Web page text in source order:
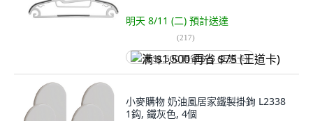
明天 8/11 (二) 預計送達
(217)
满 $1,500 再省 $75 (王道卡)
小麥購物 奶油風居家鐵製掛鉤 L2338
1鈎, 鐵灰色, 4個